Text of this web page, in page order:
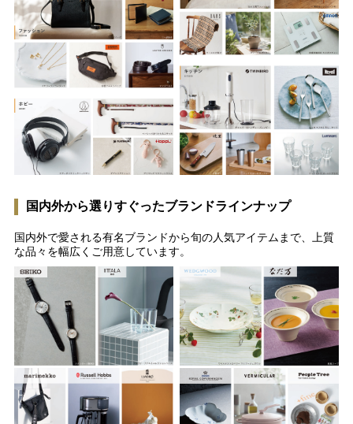
国内外から選りすぐったブランドラインナップ
国内外で愛される有名ブランドから旬の人気アイテムまで、上質
な品々を幅広くご用意しています。